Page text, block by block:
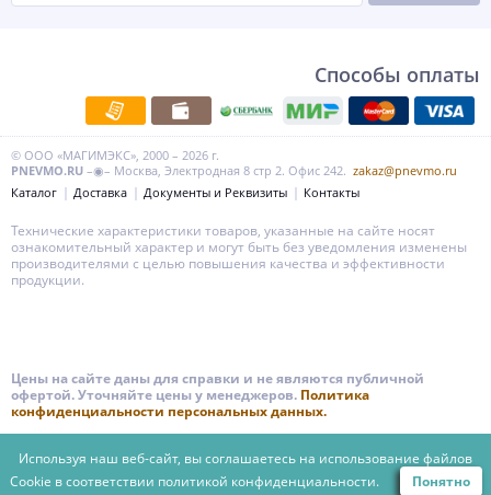
Способы оплаты
© ООО «МАГИМЭКС», 2000 – 2026 г.
PNEVMO.RU –◉– Москва, Электродная 8 стр 2. Офис 242. zakaz@pnevmo.ru
Каталог
Доставка Документы и Реквизиты Контакты
Технические характеристики товаров, указанные на сайте носят
ознакомительный характер и могут быть без уведомления изменены
производителями с целью повышения качества и эффективности
продукции.
Цены на сайте даны для справки и не являются публичной
офертой. Уточняйте цены у менеджеров. Политика
конфиденциальности персональных данных.
Используя наш веб-сайт, вы соглашаетесь на использование файлов
Cookie в соответствии политикой конфиденциальности. Понятно